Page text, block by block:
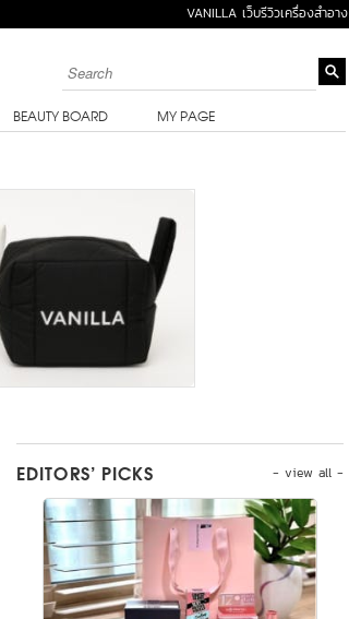
VANILLA เว็บรีวิวเครื่องสำอาง
BEAUTY BOARD MY PAGE
- view all -
EDITORS’ PICKS